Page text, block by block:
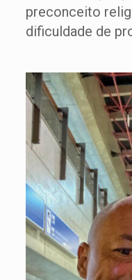
preconceito
dificuldade de